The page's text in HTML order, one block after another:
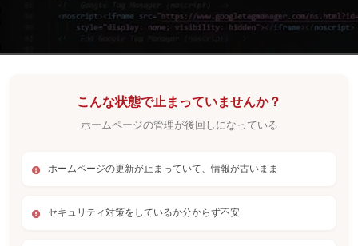
こんな状態で止まっていませんか？
ホームページの管理が後回しになっている
ホームページの更新が止まっていて、情報が古いまま
セキュリティ対策をしているか分からず不安